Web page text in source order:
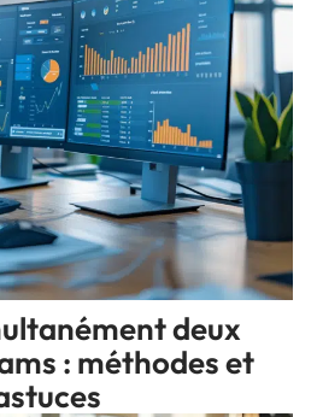
deux
: méthodes et